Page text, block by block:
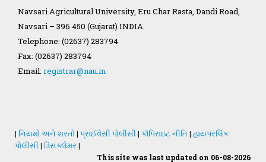
GAU Act 2004
Statastics
Navsari Agricultural University, Eru Char Rasta, Dandi Road,
Navsari – 396 450 (Gujarat) INDIA.
Telephone: (02637) 283794
Fax: (02637) 283794
Email: registrar@nau.in
| નિયમો અને શરતો| પ્રાઈવેસી પોલીસી | કૉપિરાઇટ નીતિ | હાયપરલિંક
પોલીસી | ડિસક્લેમર |
This site was last updated on 06-08-2026